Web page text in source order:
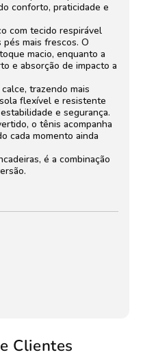
conforto, praticidade e
com tecido respirável
mais frescos. O
macio, enquanto a
e absorção de impacto a
trazendo mais
flexível e resistente
e segurança.
o tênis acompanha
cada momento ainda
é a combinação
Clientes